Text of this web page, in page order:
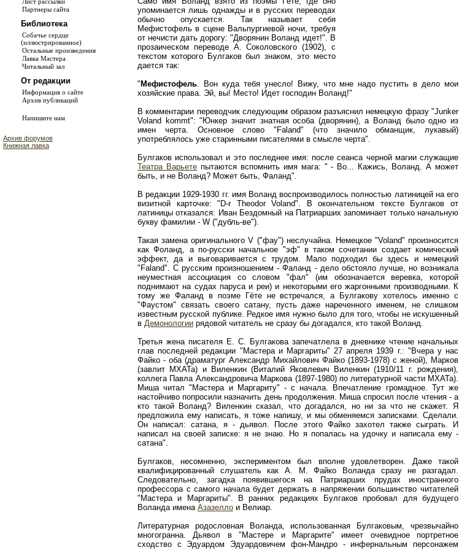
Партнеры сайта
Библиотека
Собачье сердце
(иллюстрированное)
Остальные произведения
Лавка Мастера
Читальный зал
От редакции
Информация о сайте
Архив публикаций
Напишите нам
Архив форумов
Книжная лавка
упоминается лишь однажды и в русских переводах
обычно опускается. Так называет себя
Мефистофель в сцене Вальпургиевой ночи, требуя
от нечисти дать дорогу: "Дворянин Воланд идет!". В
прозаическом переводе А. Соколовского (1902), с
текстом которого Булгаков был знаком, это место
дается так:
" Meфистофель . Вон куда тебя унесло! Вижу, что мне надо пустить в дело мои
хозяйские права. Эй, вы! Место! Идет господин Воланд!"
В комментарии переводчик следующим образом разъяснил немецкую фразу "Junker
Voland kommt": "Юнкер значит знатная особа (дворянин), а Воланд было одно из
имен черта. Основное слово "Faland" (что значило обманщик, лукавый)
употреблялось уже старинными писателями в смысле черта".
Булгаков использовал и это последнее имя: после сеанса черной магии служащие
Театра Варьетепытаются вспомнить имя мага: " - Во... Кажись, Воланд. А может
быть, и не Воланд? Может быть, Фаланд".
В редакции 1929-1930 гг. имя Воланд воспроизводилось полностью латиницей на его
визитной карточке: "D-r Theodor Voland". В окончательном тексте Булгаков от
латиницы отказался: Иван Бездомный на Патриарших запоминает только начальную
букву фамилии - W ("дубль-ве").
Такая замена оригинального V ("фау") неслучайна. Немецкое "Voland" произносится
как Фоланд, а по-русски начальное "эф" в таком сочетании создает комический
эффект, да и выговаривается с трудом. Мало подходил бы здесь и немецкий
"Faland". С русским произношением - Фаланд - дело обстояло лучше, но возникала
неуместная ассоциация со словом "фал" (им обозначается веревка, которой
поднимают на судах паруса и реи) и некоторыми его жаргонными производными. К
тому же Фаланд в поэме Гёте не встречался, а Булгакову хотелось именно с
"Фаустом" связать своего сатану, пусть даже нареченного именем, не слишком
известным русской публике. Редкое имя нужно было для того, чтобы не искушенный
в Демонологии рядовой читатель не сразу бы догадался, кто такой Воланд.
Третья жена писателя Е. С. Булгакова запечатлела в дневнике чтение начальных
глав последней редакции "Мастера и Маргариты" 27 апреля 1939 г.: "Вчера у нас
Файко - оба (драматург Александр Михайлович Файко (1893-1978) с женой), Марков
(завлит МХАТа) и Виленкин (Виталий Яковлевич Виленкин (1910/11 г. рождения),
коллега Павла Александровича Маркова (1897-1980) по литературной части МХАТа).
Миша читал "Мастера и Маргариту" - с начала. Впечатление громадное. Тут же
настойчиво попросили назначить день продолжения. Миша спросил после чтения - а
кто такой Воланд? Виленкин сказал, что догадался, но ни за что не скажет. Я
предложила ему написать, я тоже напишу, и мы обменяемся записками. Сделали.
Он написал: сатана, я - дьявол. После этого Файко захотел также сыграть. И
написал на своей записке: я не знаю. Но я попалась на удочку и написала ему -
сатана".
Булгаков, несомненно, экспериментом был вполне удовлетворен. Даже такой
квалифицированный слушатель как А. М. Файко Воланда сразу не разгадал.
Следовательно, загадка появившегося на Патриарших прудах иностранного
профессора с самого начала будет держать в напряжении большинство читателей
"Мастера и Маргариты". В ранних редакциях Булгаков пробовал для будущего
Воланда имена Азазелло и Велиар.
Литературная родословная Воланда, использованная Булгаковым, чрезвычайно
многогранна. Дьявол в "Мастере и Маргарите" имеет очевидное портретное
сходство с Эдуардом Эдуардовичем фон-Мандро - инфернальным персонажем